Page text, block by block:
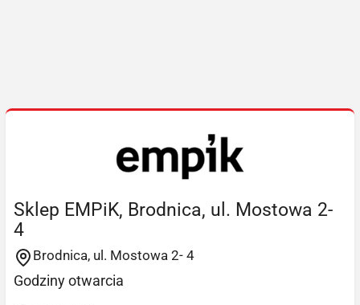
Sklep EMPiK, Brodnica, ul. Mostowa 2-
4
Brodnica, ul. Mostowa 2- 4
Godziny otwarcia